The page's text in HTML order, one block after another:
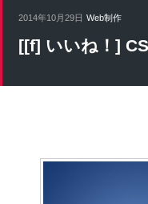
2014年10月29日 Web制作
[[f] いいね！]